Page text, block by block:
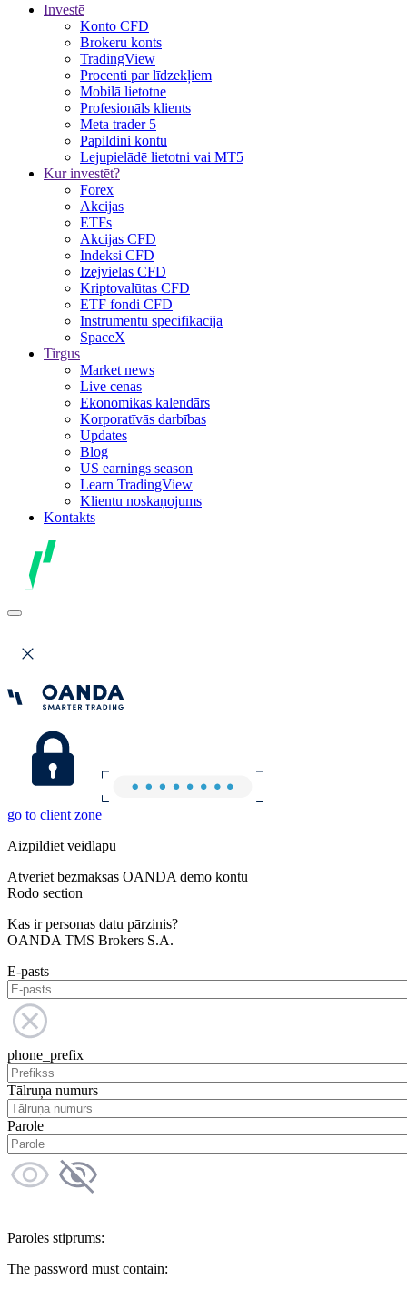
Investē
Konto CFD
Brokeru konts
TradingView
Procenti par līdzekļiem
Mobilā lietotne
Profesionāls klients
Meta trader 5
Papildini kontu
Lejupielādē lietotni vai MT5
Kur investēt?
Forex
Akcijas
ETFs
Akcijas CFD
Indeksi CFD
Izejvielas CFD
Kriptovalūtas CFD
ETF fondi CFD
Instrumentu specifikācija
SpaceX
Tirgus
Market news
Live cenas
Ekonomikas kalendārs
Korporatīvās darbības
Updates
Blog
US earnings season
Learn TradingView
Klientu noskaņojums
Kontakts
go to client zone
Aizpildiet veidlapu
Atveriet bezmaksas OANDA demo kontu
Rodo section
Kas ir personas datu pārzinis?
OANDA TMS Brokers S.A.
E-pasts
phone_prefix
Tālruņa numurs
Parole
Paroles stiprums:
The password must contain: